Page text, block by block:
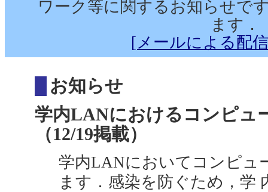
ワーク等に関するお知らせで
ます．
[メールによる配
お知らせ
学内LANにおけるコンピュ
（12/19掲載）
学内LANにおいてコンピュ
ます．感染を防ぐため，学